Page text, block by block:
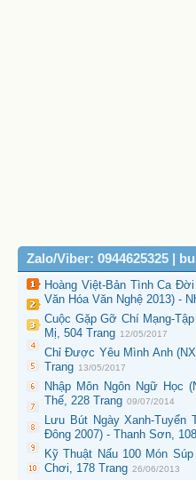
Zalo/Viber: 0944625325 |
Hoàng Việt-Bản Tình Ca
Văn Hóa Văn Nghệ 2013) -
Cuộc Gặp Gỡ Chí Mạng-
Mị, 504 Trang 12/05/2017
Chỉ Được Yêu Mình Anh
Trang 13/05/2017
Nhập Môn Ngôn Ngữ Học
Thế, 228 Trang 09/07/2014
Lưu Bút Ngày Xanh-Tuyển
Đông 2007) - Thanh Sơn,
Kỹ Thuật Nấu 100 Món
Chơi, 178 Trang 26/06/2013